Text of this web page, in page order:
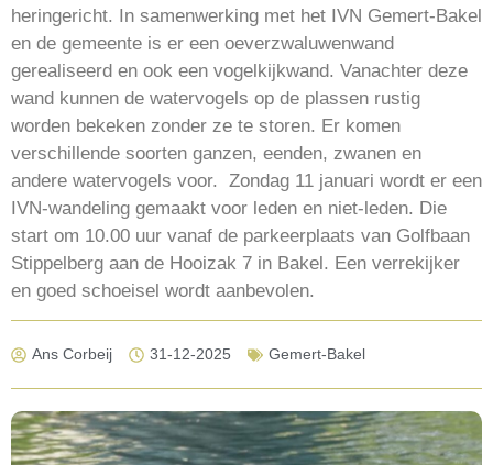
heringericht. In samenwerking met het IVN Gemert-Bakel
en de gemeente is er een oeverzwaluwenwand
gerealiseerd en ook een vogelkijkwand. Vanachter deze
wand kunnen de watervogels op de plassen rustig
worden bekeken zonder ze te storen. Er komen
verschillende soorten ganzen, eenden, zwanen en
andere watervogels voor. Zondag 11 januari wordt er een
IVN-wandeling gemaakt voor leden en niet-leden. Die
start om 10.00 uur vanaf de parkeerplaats van Golfbaan
Stippelberg aan de Hooizak 7 in Bakel. Een verrekijker
en goed schoeisel wordt aanbevolen.
Ans Corbeij 31-12-2025 Gemert-Bakel